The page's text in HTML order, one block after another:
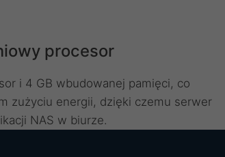
procesor
i 4 GB wbudowanej pamięci, co
zużyciu energii, dzięki czemu serwer
NAS w biurze.